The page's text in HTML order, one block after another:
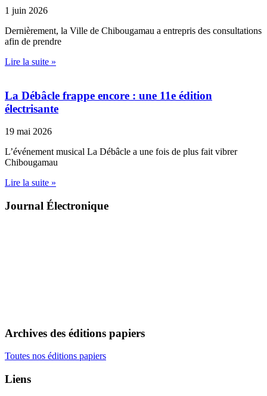
1 juin 2026
Dernièrement, la Ville de Chibougamau a entrepris des consultations
afin de prendre
Lire la suite »
La Débâcle frappe encore : une 11e édition
électrisante
19 mai 2026
L’événement musical La Débâcle a une fois de plus fait vibrer
Chibougamau
Lire la suite »
Journal Électronique
Archives des éditions papiers
Toutes nos éditions papiers
Liens